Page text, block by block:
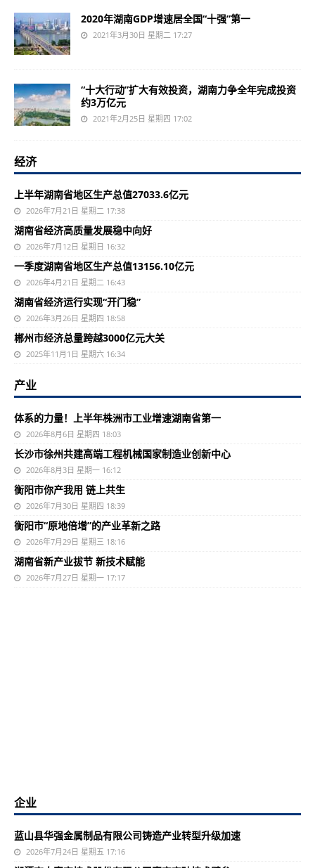
2020年湖南GDP增速居全国“十强”第一
2021年3月30日 星期二 17:27
“十大行动”扩大有效投资，湖南力争全年完成投资
约3万亿元
2021年2月25日 星期四 17:02
经济
上半年湖南省地区生产总值27033.6亿元
2026年7月21日 星期二 17:38
湖南省经济高质量发展稳中向好
2026年7月12日 星期日 16:32
一季度湖南省地区生产总值13156.10亿元
2026年4月21日 星期二 16:43
湖南省经济运行实现“开门稳”
2026年3月26日 星期四 18:58
郴州市经济总量跨越3000亿元大关
2025年11月1日 星期六 16:34
产业
体系的力量！上半年株洲市工业增速湖南省第一
2026年8月6日 星期四 18:03
长沙市徐州共建高端工程机械国家制造业创新中心
2026年8月3日 星期一 16:12
衡阳市你产我用 链上共生
2026年7月30日 星期四 18:39
衡阳市“原地倍增”的产业革新之路
2026年7月29日 星期三 18:16
湖南省新产业拔节 新技术赋能
2026年7月27日 星期一 17:17
企业
蓝山县华强金属制品有限公司铸造产业转型升级加速
2026年7月24日 星期五 17:16